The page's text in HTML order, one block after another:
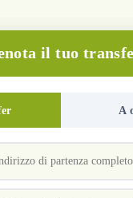
il tuo
A